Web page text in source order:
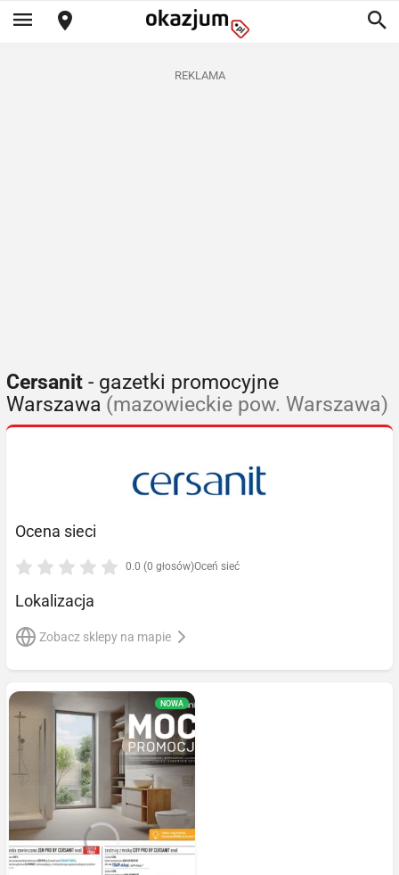
REKLAMA
Cersanit - gazetki promocyjne
Warszawa (mazowieckie pow. Warszawa)
Ocena sieci
0.0 (0 głosów)Oceń sieć
Lokalizacja
Zobacz sklepy na mapie
NOWA